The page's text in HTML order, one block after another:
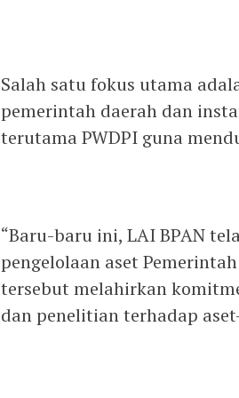
Salah satu fokus utama
pemerintah daerah dan
terutama PWDPI guna
“Baru-baru ini, LAI BPAN
pengelolaan aset
tersebut melahirkan
dan penelitian terhadap